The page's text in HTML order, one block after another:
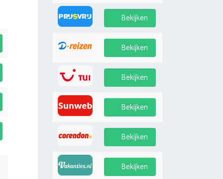
Bekijken
Bekijken
Bekijken
Bekijken
Bekijken
Bekijken